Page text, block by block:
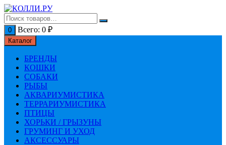
Перейти
к
содержимому
0 Всего: 0 ₽
Каталог
БРЕНДЫ
КОШКИ
СОБАКИ
РЫБЫ
АКВАРИУМИСТИКА
ТЕРРАРИУМИСТИКА
ПТИЦЫ
ХОРЬКИ / ГРЫЗУНЫ
ГРУМИНГ И УХОД
АКСЕССУАРЫ